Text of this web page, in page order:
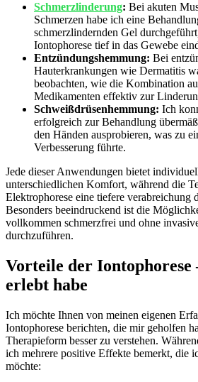
Schmerzlinderung: Bei⁤ akuten⁢
Schmerzen habe ich eine
schmerzlindernden Gel
Iontophorese ‍tief in das Gewebe
Entzündungshemmung: Bei
Hauterkrankungen‌ wie Dermatitis
beobachten, wie die Kombination
‍Medikamenten effektiv zur
Schweißdrüsenhemmung: Ich
erfolgreich zur Behandlung
⁣den Händen ausprobieren, was ​zu
Verbesserung ⁣führte.
Jede dieser Anwendungen bietet
unterschiedlichen‍ Komfort, während die
Elektrophorese eine⁣ tiefere​ verabreichung
Besonders beeindruckend ist ‌die
vollkommen schmerzfrei und​ ohne
durchzuführen.
Vorteile ⁤der Iontophorese
erlebt habe
Ich möchte⁢ Ihnen von meinen eigenen
Iontophorese ⁣berichten, die‍ mir ⁣geholfen
Therapieform besser zu ​verstehen.
ich mehrere positive⁣ Effekte ⁤bemerkt, die
möchte: